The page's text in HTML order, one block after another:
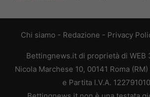
Chi siamo - Redazione - Privacy
Bettingnews.it di proprietà di WEB
Nicola Marchese 10, 00141 Roma
e Partita I.V.A.